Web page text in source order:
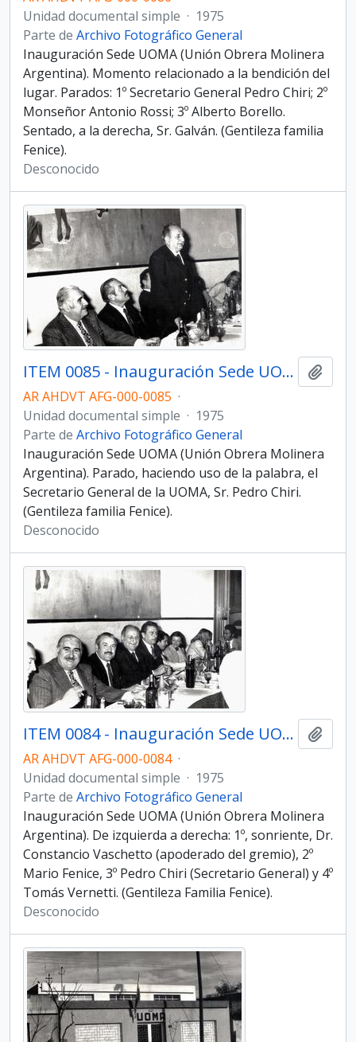
Unidad documental simple · 1975
Parte de Archivo Fotográfico General
Inauguración Sede UOMA (Unión Obrera Molinera
Argentina). Momento relacionado a la bendición del
lugar. Parados: 1º Secretario General Pedro Chiri; 2º
Monseñor Antonio Rossi; 3º Alberto Borello.
Sentado, a la derecha, Sr. Galván. (Gentileza familia
Fenice).
Desconocido
ITEM 0085 - Inauguración Sede UOMA.
AR AHDVT AFG-000-0085 ·
Unidad documental simple · 1975
Parte de Archivo Fotográfico General
Inauguración Sede UOMA (Unión Obrera Molinera
Argentina). Parado, haciendo uso de la palabra, el
Secretario General de la UOMA, Sr. Pedro Chiri.
(Gentileza familia Fenice).
Desconocido
ITEM 0084 - Inauguración Sede UOMA.
AR AHDVT AFG-000-0084 ·
Unidad documental simple · 1975
Parte de Archivo Fotográfico General
Inauguración Sede UOMA (Unión Obrera Molinera
Argentina). De izquierda a derecha: 1º, sonriente, Dr.
Constancio Vaschetto (apoderado del gremio), 2º
Mario Fenice, 3º Pedro Chiri (Secretario General) y 4º
Tomás Vernetti. (Gentileza Familia Fenice).
Desconocido